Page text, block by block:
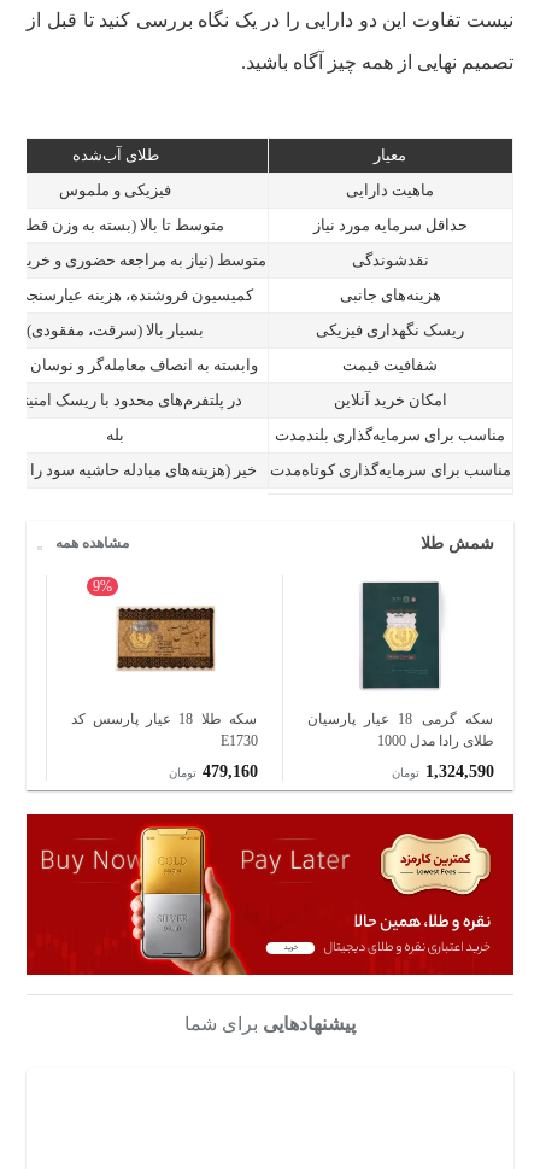
اشتباهات رایج در انتخاب بین طلای آب‌شده یا طلای دیجیتال
نیست تفاوت این دو دارایی را در یک نگاه بررسی کنید تا قبل از
تصمیم نهایی از همه چیز آگاه باشید.
معیار
طلای آب‌شده
ماهیت دارایی
فیزیکی و ملموس
حداقل سرمایه مورد نیاز
متوسط تا بالا (بسته به وزن قطعه)
نقدشوندگی
متوسط (نیاز به مراجعه حضوری و خریدار
هزینه‌های جانبی
کمیسیون فروشنده، هزینه عیارسنجی
ریسک نگهداری فیزیکی
بسیار بالا (سرقت، مفقودی)
شفافیت قیمت
وابسته به انصاف معامله‌گر و نوسان
امکان خرید آنلاین
در پلتفرم‌های محدود با ریسک امنیتی
مناسب برای سرمایه‌گذاری بلندمدت
بله
مناسب برای سرمایه‌گذاری کوتاه‌مدت
خیر (هزینه‌های مبادله حاشیه سود را
شمش طلا مشاهده همه
سکه گرمی 18 عیار پارسیان
طلای رادا مدل 1000
1,324,590 تومان
9%
سکه طلا 18 عیار پارسس کد
E1730
479,160 تومان
پیشنهادهایی برای شما